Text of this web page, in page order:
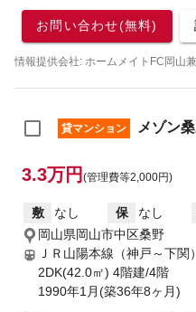
お問い合わせ(無料)
情報提供会社: ホームメイトFC岡山
貸マンション メゾン
3.3万円 (管理費等2,000円)
敷 なし 保 なし
岡山県岡山市中区桑野
ＪＲ山陽本線（神戸～下関
2DK(42.0㎡) 4階建/4階
1990年1月(築36年8ヶ月)